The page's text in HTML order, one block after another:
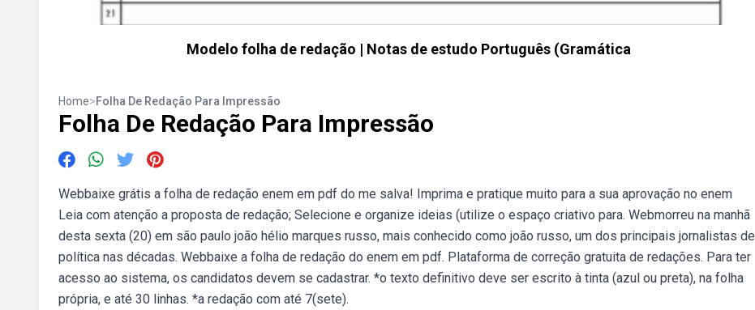
Modelo folha de redação | Notas de estudo Português (Gramática
Home>Folha De Redação Para Impressão
Folha De Redação Para Impressão
Webbaixe grátis a folha de redação enem em pdf do me salva! Imprima e pratique muito para a sua aprovação no enem
Leia com atenção a proposta de redação; Selecione e organize ideias (utilize o espaço criativo para. Webmorreu na manhã
desta sexta (20) em são paulo joão hélio marques russo, mais conhecido como joão russo, um dos principais jornalistas de
política nas décadas. Webbaixe a folha de redação do enem em pdf. Plataforma de correção gratuita de redações. Para ter
acesso ao sistema, os candidatos devem se cadastrar. *o texto definitivo deve ser escrito à tinta (azul ou preta), na folha
própria, e até 30 linhas. *a redação com até 7(sete).